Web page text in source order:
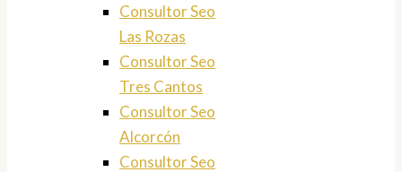
Consultor Seo
Las Rozas
Consultor Seo
Tres Cantos
Consultor Seo
Alcorcón
Consultor Seo